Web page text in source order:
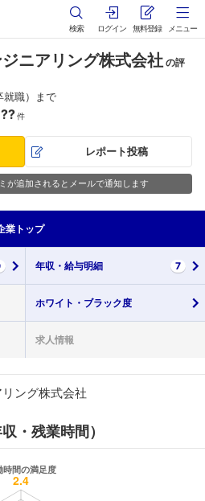
検索 ログイン 無料登録 メニュー
ニアリング株式会社 の評
就職）まで
??件
レポート投稿
が追加されるとメールで通知します
業 トップ
年収・ 給与明細 7
ホワイト・ ブラック度
求人情報
ング株式会社
・残業時間）